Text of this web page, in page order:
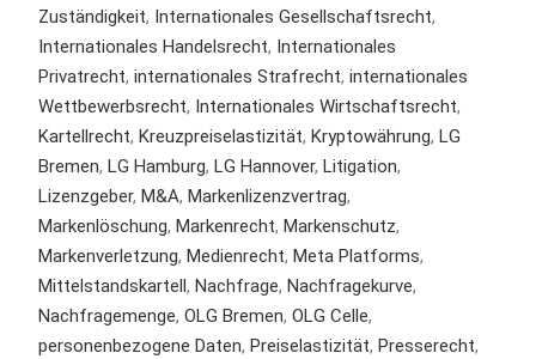
Zuständigkeit, Internationales Gesellschaftsrecht,
Internationales Handelsrecht, Internationales
Privatrecht, internationales Strafrecht, internationales
Wettbewerbsrecht, Internationales Wirtschaftsrecht,
Kartellrecht, Kreuzpreiselastizität, Kryptowährung, LG
Bremen, LG Hamburg, LG Hannover, Litigation,
Lizenzgeber, M&A, Markenlizenzvertrag,
Markenlöschung, Markenrecht, Markenschutz,
Markenverletzung, Medienrecht, Meta Platforms,
Mittelstandskartell, Nachfrage, Nachfragekurve,
Nachfragemenge, OLG Bremen, OLG Celle,
personenbezogene Daten, Preiselastizität, Presserecht,